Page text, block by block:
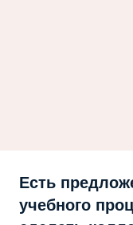
Есть
учебного